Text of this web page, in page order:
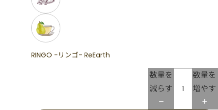
RINGO -リンゴ- ReEarth
数量を
減らす
数量を
増やす